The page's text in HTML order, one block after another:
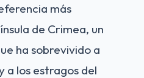
más
de Crimea, un
ha sobrevivido a
a los estragos del